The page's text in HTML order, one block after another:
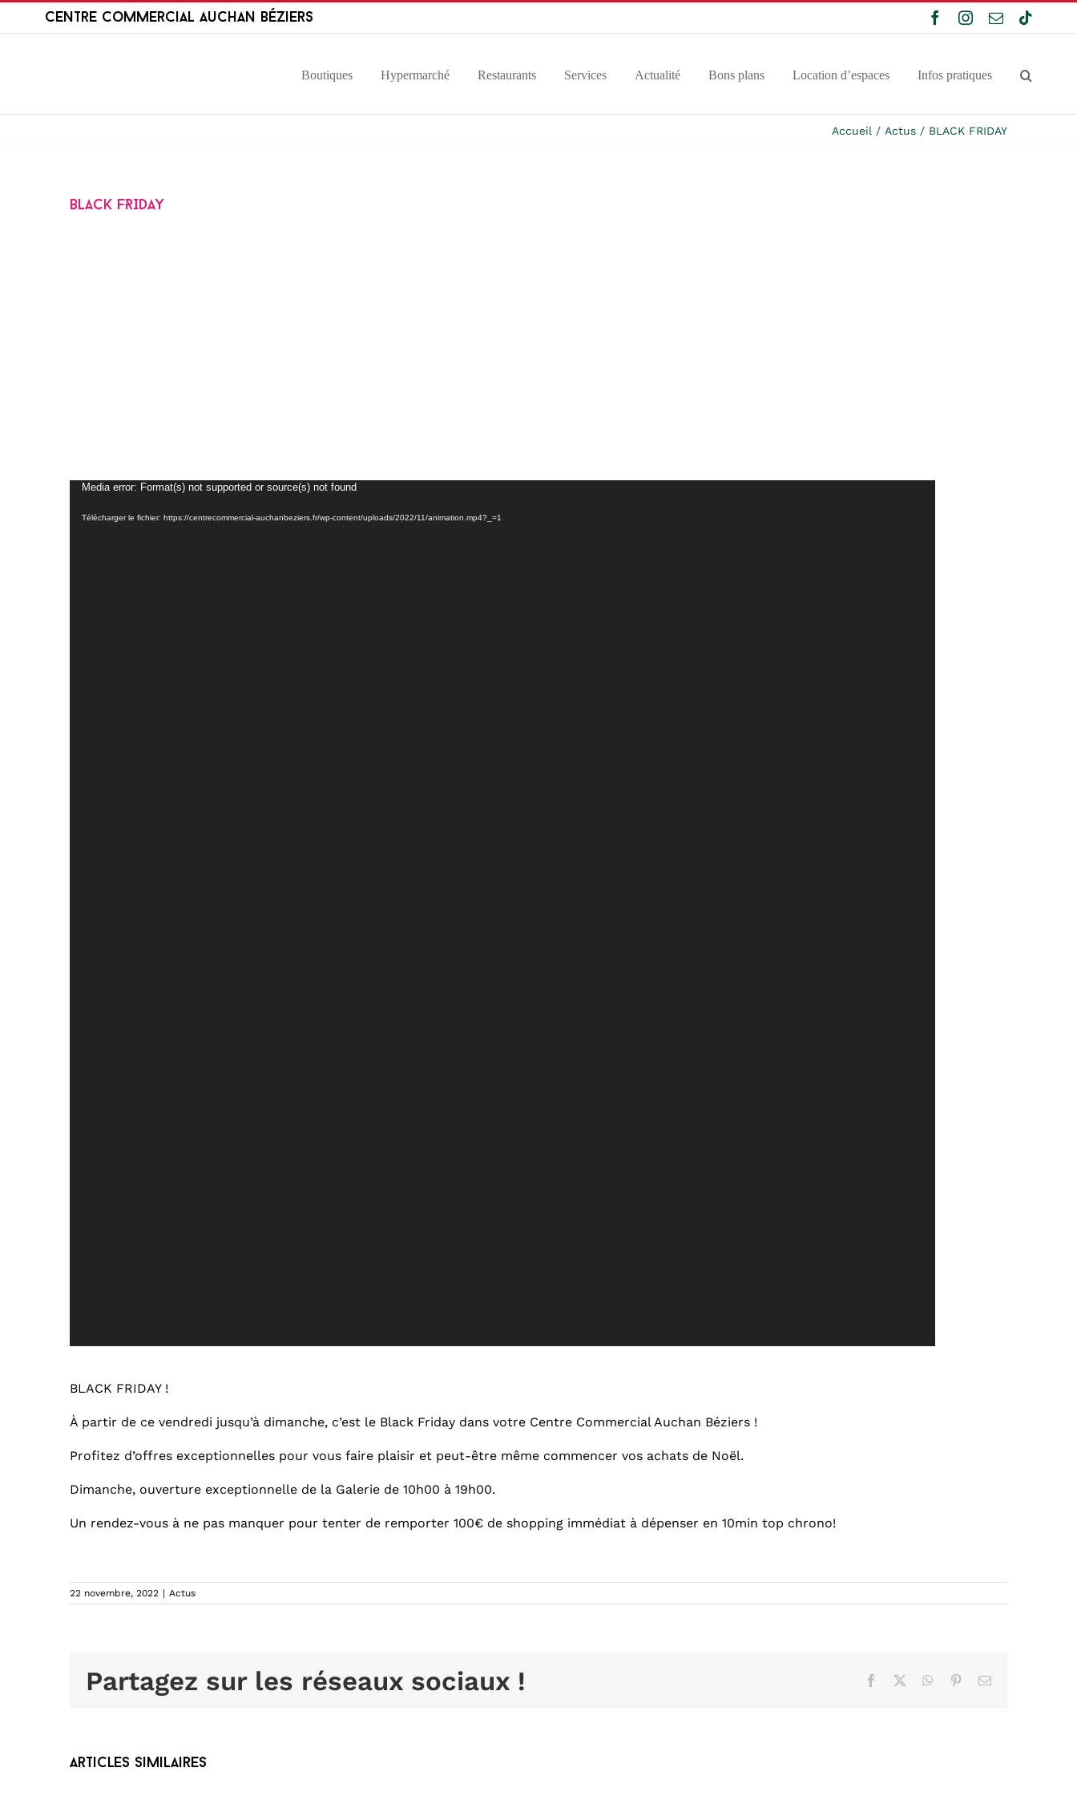
Passer
Centre Commercial Auchan Béziers FacebookInstagram
EmailTiktok
Boutiques Hypermarché Restaurants Services Actualité Bons plans Location d’espaces Infos pratiques
Accueil Actus BLACK FRIDAY
BLACK FRIDAY
Lecteur
Media error: Format(s) not supported or source(s) not found
Télécharger le fichier: https://centrecommercial-auchanbeziers.fr/wp-content/uploads/2022/11/animation.mp4?_=1
BLACK FRIDAY !
À partir de ce vendredi jusqu’à dimanche, c’est le Black Friday dans votre Centre Commercial Auchan Béziers !
Profitez d’offres exceptionnelles pour vous faire plaisir et peut-être même commencer vos achats de Noël.
Dimanche, ouverture exceptionnelle de la Galerie de 10h00 à 19h00.
Un rendez-vous à ne pas manquer pour tenter de remporter 100€ de shopping immédiat à dépenser en 10min top chrono!
22 novembre, 2022 | Actus
Partagez sur les réseaux sociaux ! Facebook WhatsApp
PinterestEmail
Articles similaires